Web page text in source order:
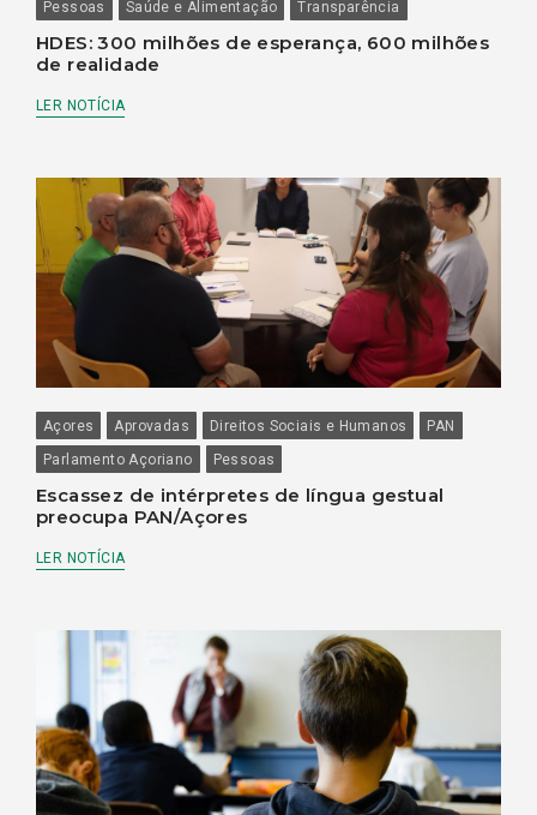
Pessoas Saúde e Alimentação Transparência
HDES: 300 milhões de esperança, 600 milhões
de realidade
LER NOTÍCIA
Açores Aprovadas Direitos Sociais e Humanos
PAN
Parlamento Açoriano
Pessoas
Escassez de intérpretes de língua gestual
preocupa PAN/Açores
LER NOTÍCIA